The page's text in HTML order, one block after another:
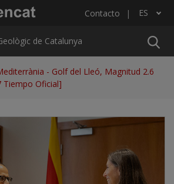
ICGC Contacto ES
Lista adicional de acciones
de Catalunya
- Golf del Lleó, Magnitud 2.6
Tiempo Oficial]